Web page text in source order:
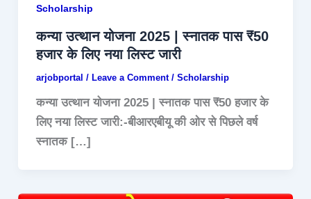
Scholarship
कन्या उत्थान योजना 2025 | स्नातक पास ₹50
हजार के लिए नया लिस्ट जारी
arjobportal / Leave a Comment / Scholarship
कन्या उत्थान योजना 2025 | स्नातक पास ₹50 हजार के
लिए नया लिस्ट जारी:-बीआरएबीयू की ओर से पिछले वर्ष
स्नातक […]